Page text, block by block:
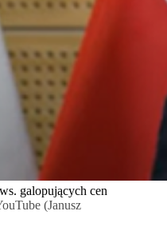
galopujących cen
(Janusz